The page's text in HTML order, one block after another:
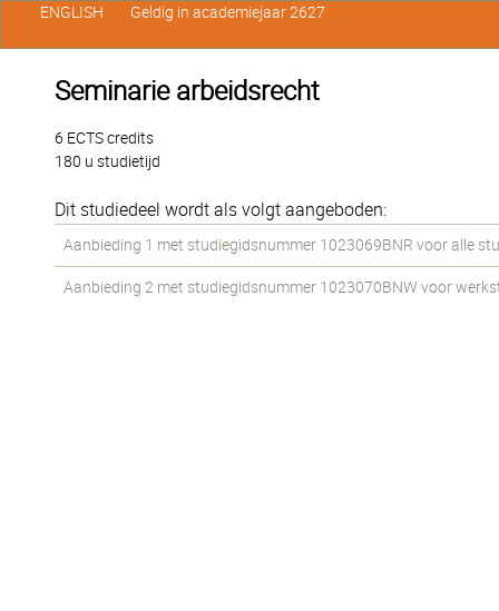
Seminarie arbeidsrecht
6 ECTS credits
180 u studietijd
Dit studiedeel wordt als volgt aangeboden:
Aanbieding 1 met studiegidsnummer 1023069BNR voor alle
Aanbieding 2 met studiegidsnummer 1023070BNW voor
ENGLISH Geldig in academiejaar 2627